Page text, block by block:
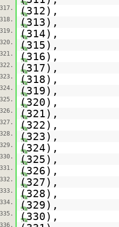
(312),
(313),
(314),
(315),
(316),
(317),
(318),
(319),
(320),
(321),
(322),
(323),
(324),
(325),
(326),
(327),
(328),
(329),
(330),